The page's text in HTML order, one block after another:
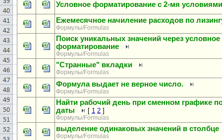
Условное форматирование с 2-мя условиями
Ежемесячное начиление расходов по
Формулы/Formulas
Поиск уникальных значений через условное
форматирование
Формулы/Formulas
"Странные" вкладки
Формулы/Formulas
Формула выдает не верное число.
Формулы/Formulas
Найти рабочий день при сменном графике
даты
[ 1 2 ]
Формулы/Formulas
выделение одинаковых значений в столбце
Формулы/Formulas